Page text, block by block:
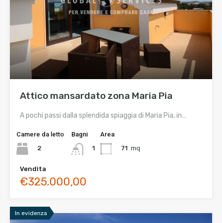
Attico mansardato zona Maria Pia
A pochi passi dalla splendida spiaggia di Maria Pia, in…
Camere da letto
2
Bagni
1
Area
71 mq
Vendita
€325.000,00
In evidenza